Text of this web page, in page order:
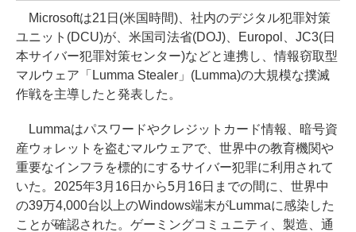
Microsoftは21日(米国時間)、社内のデジタル犯罪対策
ユニット(DCU)が、米国司法省(DOJ)、Europol、JC3(日
本サイバー犯罪対策センター)などと連携し、情報窃取型
マルウェア「Lumma Stealer」(Lumma)の大規模な撲滅
作戦を主導したと発表した。
Lummaはパスワードやクレジットカード情報、暗号資
産ウォレットを盗むマルウェアで、世界中の教育機関や
重要なインフラを標的にするサイバー犯罪に利用されて
いた。2025年3月16日から5月16日までの間に、世界中
の39万4,000台以上のWindows端末がLummaに感染した
ことが確認された。ゲーミングコミュニティ、製造、通